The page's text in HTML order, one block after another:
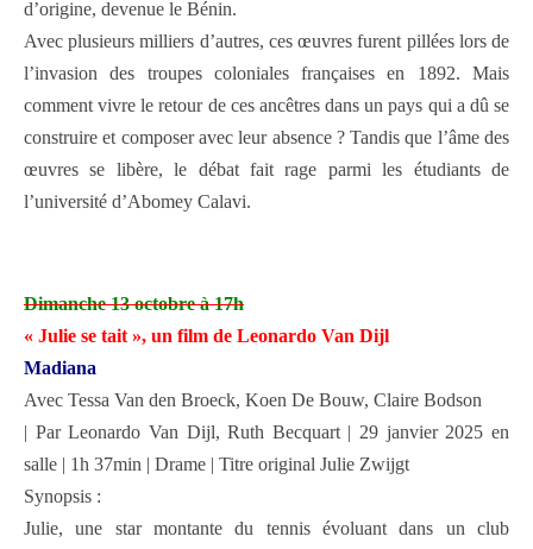
d’origine, devenue le Bénin.
Avec plusieurs milliers d’autres, ces œuvres furent pillées lors de
l’invasion des troupes coloniales françaises en 1892. Mais
comment vivre le retour de ces ancêtres dans un pays qui a dû se
construire et composer avec leur absence ? Tandis que l’âme des
œuvres se libère, le débat fait rage parmi les étudiants de
l’université d’Abomey Calavi.
Dimanche 13 octobre à 17h
« Julie se tait », un film de Leonardo Van Dijl
Madiana
Avec Tessa Van den Broeck, Koen De Bouw, Claire Bodson
| Par Leonardo Van Dijl, Ruth Becquart | 29 janvier 2025 en
salle | 1h 37min | Drame | Titre original Julie Zwijgt
Synopsis :
Julie, une star montante du tennis évoluant dans un club